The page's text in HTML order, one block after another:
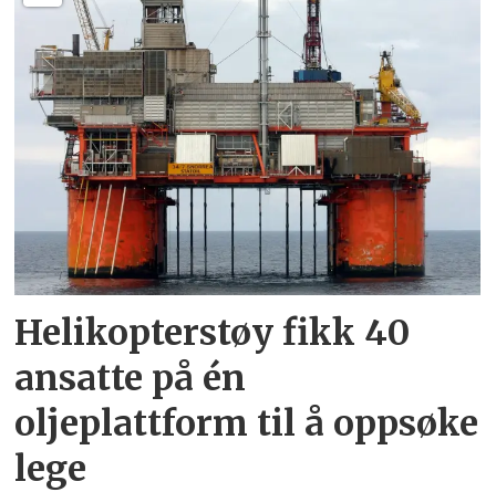
Helikopterstøy fikk 40
ansatte på én
oljeplattform til å oppsøke
lege